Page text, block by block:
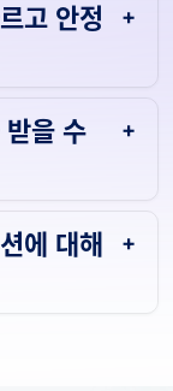
고 안정
을 수
에 대해